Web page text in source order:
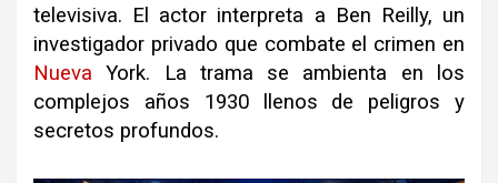
televisiva. El actor interpreta a Ben Reilly, un
investigador privado que combate el crimen en
Nueva York.
La trama se ambienta en los
complejos años 1930 llenos de peligros y
secretos profundos.